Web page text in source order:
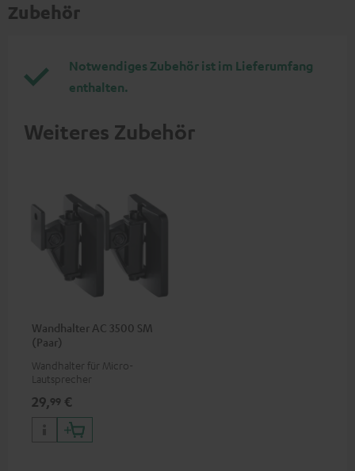
Zubehör
Notwendiges Zubehör ist im Lieferumfang
enthalten.
Weiteres Zubehör
Wandhalter AC 3500 SM
(Paar)
Wandhalter für Micro-
Lautsprecher
29,99 €